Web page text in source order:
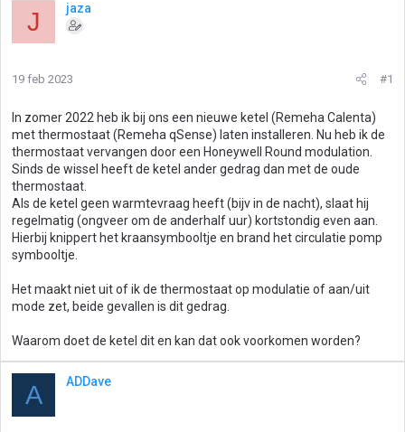
J jaza
19 feb 2023 #1
In zomer 2022 heb ik bij ons een nieuwe ketel (Remeha Calenta)
met thermostaat (Remeha qSense) laten installeren. Nu heb ik de
thermostaat vervangen door een Honeywell Round modulation.
Sinds de wissel heeft de ketel ander gedrag dan met de oude
thermostaat.
Als de ketel geen warmtevraag heeft (bijv in de nacht), slaat hij
regelmatig (ongveer om de anderhalf uur) kortstondig even aan.
Hierbij knippert het kraansymbooltje en brand het circulatie pomp
symbooltje.
Het maakt niet uit of ik de thermostaat op modulatie of aan/uit
mode zet, beide gevallen is dit gedrag.
Waarom doet de ketel dit en kan dat ook voorkomen worden?
A ADDave